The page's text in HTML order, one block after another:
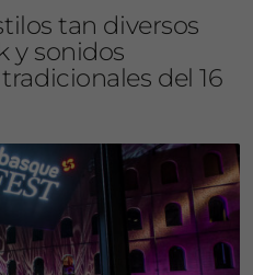
tan diversos
y sonidos
del 16